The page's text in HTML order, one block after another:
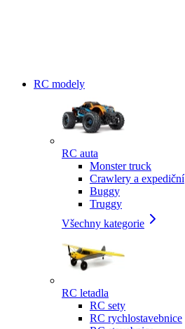
RC modely
RC auta
Monster truck
Crawlery a expediční
Buggy
Truggy
Všechny kategorie
RC letadla
RC sety
RC rychlostavebnice